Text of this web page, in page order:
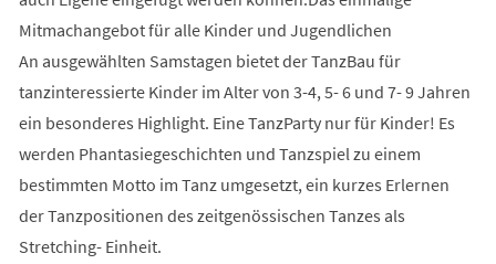
Mitmachangebot für alle Kinder und Jugendlichen
An ausgewählten Samstagen bietet der TanzBau für
tanzinteressierte Kinder im Alter von 3-4, 5- 6 und 7- 9 Jahren
ein besonderes Highlight. Eine TanzParty nur für Kinder! Es
werden Phantasiegeschichten und Tanzspiel zu einem
bestimmten Motto im Tanz umgesetzt, ein kurzes Erlernen
der Tanzpositionen des zeitgenössischen Tanzes als
Stretching- Einheit.